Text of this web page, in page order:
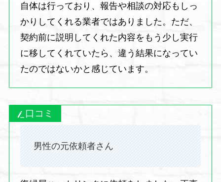
自体は行っており、報告や相談の対応もしっ
かりしてくれる業者ではありました。ただ、
契約前に説明してくれた内容をもう少し実行
に移してくれていたら、違う結果になってい
たのではないかと感じています。
口コミ
男性の元依頼者さん